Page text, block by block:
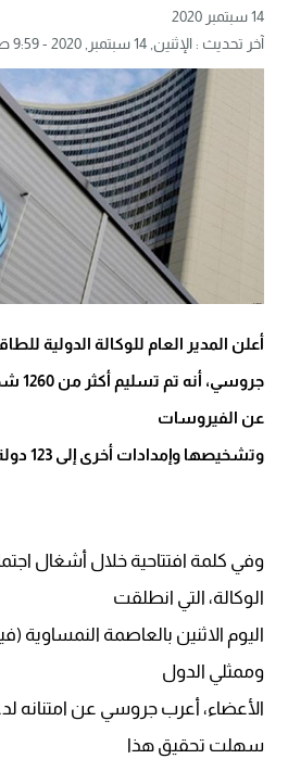
14 سبتمبر 2020
آخر تحديث :الإثنين, 14 سبتمبر, 2020 - 9:59 صباحًا
أعلن المدير العام للوكالة الدولية
عن الفيروسات
وتشخيصها وإمدادات أخرى إلى 123 دولة.
وفي كلمة افتتاحية خلال أشغال
الوكالة، التي انطلقت
اليوم الاثنين بالعاصمة النمساوية
وممثلي الدول
الأعضاء، أعرب جروسي عن امتنانه
سهلت تحقيق هذا